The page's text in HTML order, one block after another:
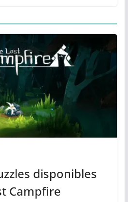
disponibles
Campfire